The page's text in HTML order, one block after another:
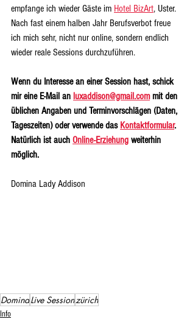
empfange ich wieder Gäste im Hotel BizArt, Uster.
Nach fast einem halben Jahr Berufsverbot freue
ich mich sehr, nicht nur online, sondern endlich
wieder reale Sessions durchzuführen.
Wenn du Interesse an einer Session hast, schick
mir eine E-Mail an luxaddison@gmail.com mit den
üblichen Angaben und Terminvorschlägen (Daten,
Tageszeiten) oder verwende das Kontaktformular.
Natürlich ist auch Online-Erziehung weiterhin
möglich.
Domina Lady Addison
DominaLive Sessionzürich
Info